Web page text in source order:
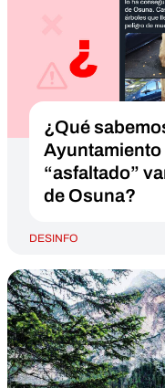
¿Qué
Ayuntamiento
“asfaltado”
de Osuna?
DESINFO